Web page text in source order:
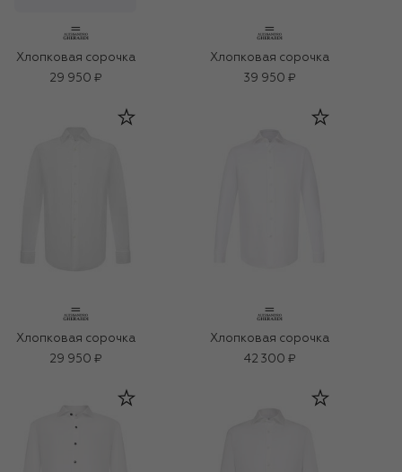
Хлопковая сорочка
29 950 ₽
Хлопковая сорочка
39 950 ₽
Хлопковая сорочка
29 950 ₽
Хлопковая сорочка
42 300 ₽